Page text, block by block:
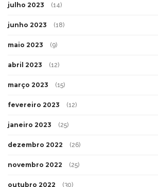
julho 2023 (14)
junho 2023 (18)
maio 2023 (9)
abril 2023 (12)
março 2023 (15)
fevereiro 2023 (12)
janeiro 2023 (25)
dezembro 2022 (26)
novembro 2022 (25)
outubro 2022 (30)